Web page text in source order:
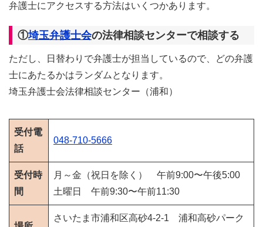
弁護士にアクセスする方法はいくつかあります。
①埼玉弁護士会の法律相談センターで相談する
ただし、日替わりで弁護士が担当しているので、どの弁護
士にあたるかはランダムとなります。
埼玉弁護士会法律相談センター（浦和）
受付電
話
048-710-5666
受付時
間
月～金（祝日を除く） 午前9:00〜午後5:00
土曜日 午前9:30〜午前11:30
さいたま市浦和区高砂4-2-1 浦和高砂パーク